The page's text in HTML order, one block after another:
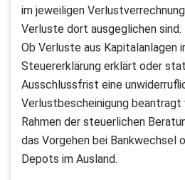
im jeweiligen
Verluste dort ausgeglichen sind.
Ob Verluste aus Kapitalanlagen
Steuererklärung erklärt oder
Ausschlussfrist eine
Verlustbescheinigung
Rahmen der steuerlichen
das Vorgehen bei Bankwechsel
Depots im Ausland.